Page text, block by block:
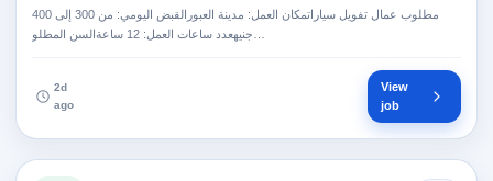
مطلوب عمال تفويل سياراتمكان العمل: مدينة العبورالقبض اليومي: من 300 إلى 400
2d
ago
View
job